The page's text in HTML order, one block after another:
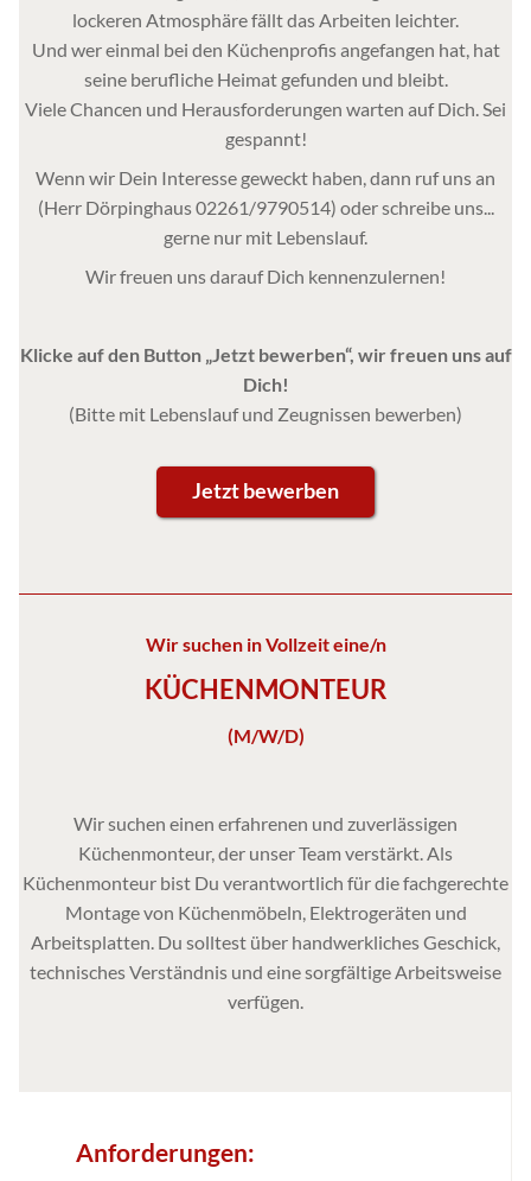
lockeren Atmosphäre fällt das Arbeiten leichter.
Und wer einmal bei den Küchenprofis angefangen hat, hat
seine berufliche Heimat gefunden und bleibt.
Viele Chancen und Herausforderungen warten auf Dich. Sei
gespannt!
Wenn wir Dein Interesse geweckt haben, dann ruf uns an
(Herr Dörpinghaus 02261/9790514) oder schreibe uns...
gerne nur mit Lebenslauf.
Wir freuen uns darauf Dich kennenzulernen!
Klicke auf den Button „Jetzt bewerben“, wir freuen uns auf
Dich!
(Bitte mit Lebenslauf und Zeugnissen bewerben)
Jetzt bewerben
Wir suchen in Vollzeit eine/n
KÜCHENMONTEUR
(M/W/D)
Wir suchen einen erfahrenen und zuverlässigen
Küchenmonteur, der unser Team verstärkt. Als
Küchenmonteur bist Du verantwortlich für die fachgerechte
Montage von Küchenmöbeln, Elektrogeräten und
Arbeitsplatten. Du solltest über handwerkliches Geschick,
technisches Verständnis und eine sorgfältige Arbeitsweise
verfügen.
Anforderungen: